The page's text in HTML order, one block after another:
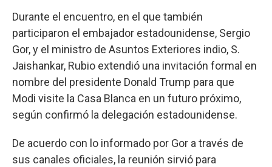
Durante el encuentro, en el que también
participaron el embajador estadounidense, Sergio
Gor, y el ministro de Asuntos Exteriores indio, S.
Jaishankar, Rubio extendió una invitación formal en
nombre del presidente Donald Trump para que
Modi visite la Casa Blanca en un futuro próximo,
según confirmó la delegación estadounidense.
De acuerdo con lo informado por Gor a través de
sus canales oficiales, la reunión sirvió para